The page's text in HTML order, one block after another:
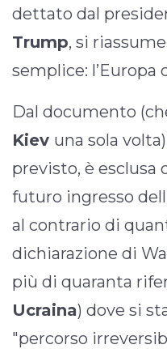
dettato dal
Trump, si
semplice: l’Europa
Dal documento
Kiev una sola
previsto, è esclusa
futuro ingresso
al contrario di
dichiarazione di
più di quaranta
Ucraina) dove si
"percorso